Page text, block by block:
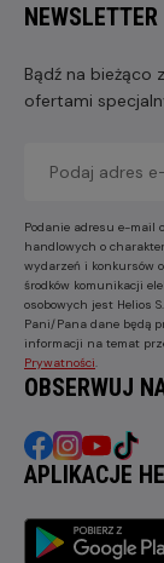
NEWSLETTER
Bądź na bieżąco
ofertami
Podanie adresu e-mail
handlowych o
wydarzeń i konkursów
środków komunikacji
osobowych jest Helios
Pani/Pana dane będą
informacji na temat
Prywatności.
OBSERWUJ
APLIKACJE